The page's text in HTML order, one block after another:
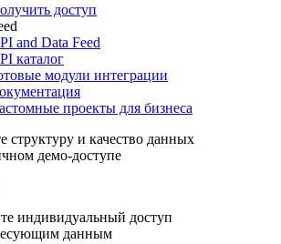
доступ
and Data Feed
каталог
модули интеграции
проекты для бизнеса
структуру и качество данных
демо-доступе
индивидуальный доступ
данным